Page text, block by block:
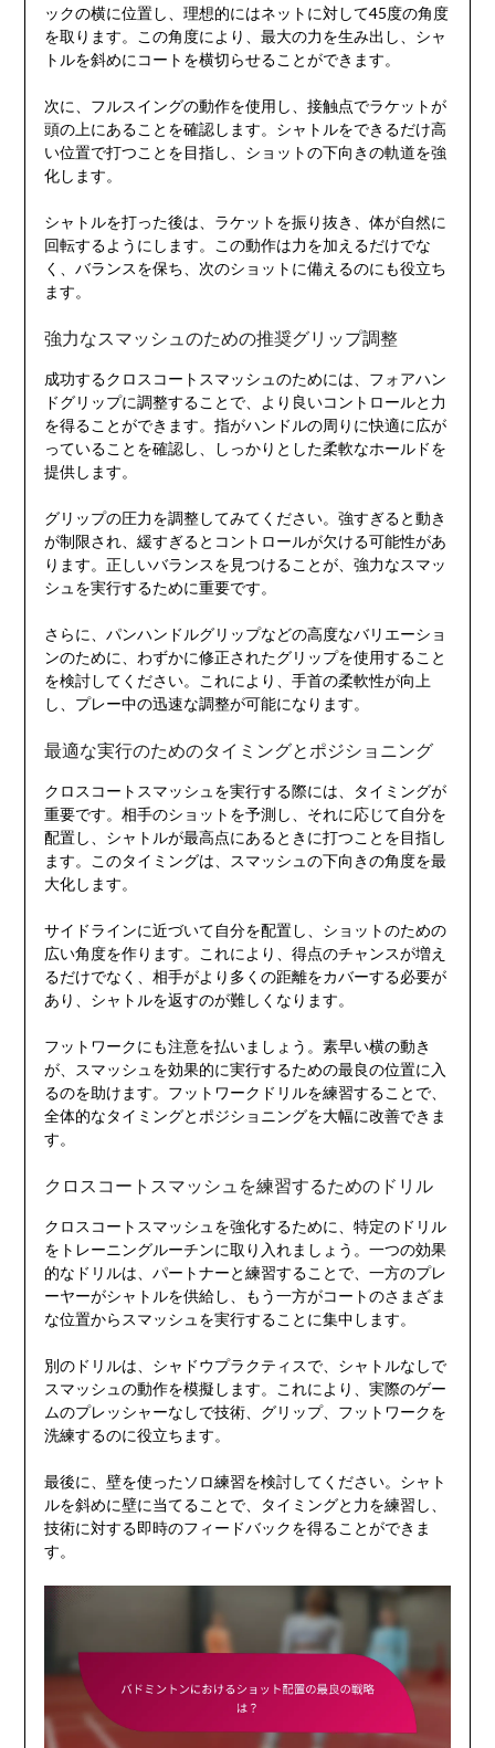
ックの横に位置し、理想的にはネットに対して45度の角度
を取ります。この角度により、最大の力を生み出し、シャ
トルを斜めにコートを横切らせることができます。
次に、フルスイングの動作を使用し、接触点でラケットが
頭の上にあることを確認します。シャトルをできるだけ高
い位置で打つことを目指し、ショットの下向きの軌道を強
化します。
シャトルを打った後は、ラケットを振り抜き、体が自然に
回転するようにします。この動作は力を加えるだけでな
く、バランスを保ち、次のショットに備えるのにも役立ち
ます。
強力なスマッシュのための推奨グリップ調整
成功するクロスコートスマッシュのためには、フォアハン
ドグリップに調整することで、より良いコントロールと力
を得ることができます。指がハンドルの周りに快適に広が
っていることを確認し、しっかりとした柔軟なホールドを
提供します。
グリップの圧力を調整してみてください。強すぎると動き
が制限され、緩すぎるとコントロールが欠ける可能性があ
ります。正しいバランスを見つけることが、強力なスマッ
シュを実行するために重要です。
さらに、パンハンドルグリップなどの高度なバリエーショ
ンのために、わずかに修正されたグリップを使用すること
を検討してください。これにより、手首の柔軟性が向上
し、プレー中の迅速な調整が可能になります。
最適な実行のためのタイミングとポジショニング
クロスコートスマッシュを実行する際には、タイミングが
重要です。相手のショットを予測し、それに応じて自分を
配置し、シャトルが最高点にあるときに打つことを目指し
ます。このタイミングは、スマッシュの下向きの角度を最
大化します。
サイドラインに近づいて自分を配置し、ショットのための
広い角度を作ります。これにより、得点のチャンスが増え
るだけでなく、相手がより多くの距離をカバーする必要が
あり、シャトルを返すのが難しくなります。
フットワークにも注意を払いましょう。素早い横の動き
が、スマッシュを効果的に実行するための最良の位置に入
るのを助けます。フットワークドリルを練習することで、
全体的なタイミングとポジショニングを大幅に改善できま
す。
クロスコートスマッシュを練習するためのドリル
クロスコートスマッシュを強化するために、特定のドリル
をトレーニングルーチンに取り入れましょう。一つの効果
的なドリルは、パートナーと練習することで、一方のプレ
ーヤーがシャトルを供給し、もう一方がコートのさまざま
な位置からスマッシュを実行することに集中します。
別のドリルは、シャドウプラクティスで、シャトルなしで
スマッシュの動作を模擬します。これにより、実際のゲー
ムのプレッシャーなしで技術、グリップ、フットワークを
洗練するのに役立ちます。
最後に、壁を使ったソロ練習を検討してください。シャト
ルを斜めに壁に当てることで、タイミングと力を練習し、
技術に対する即時のフィードバックを得ることができま
す。